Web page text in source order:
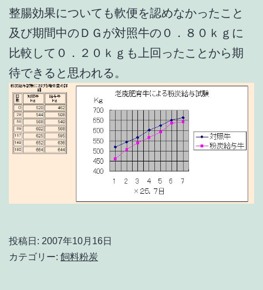
整腸効果についても軟便を認めなかったこと
及び期間中のＤＧが対照牛の０．８０ｋｇに
比較して０．２０ｋｇも上回ったことから期
待できると思われる。
投稿日: 2007年10月16日
カテゴリー: 飼料粉炭